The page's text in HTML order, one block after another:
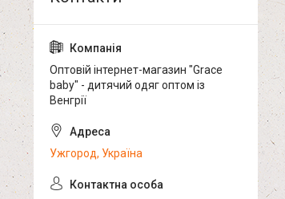
Оптовій інтернет-магазин "Grace
baby" - дитячий одяг оптом із
Венгрії
Ужгород, Україна